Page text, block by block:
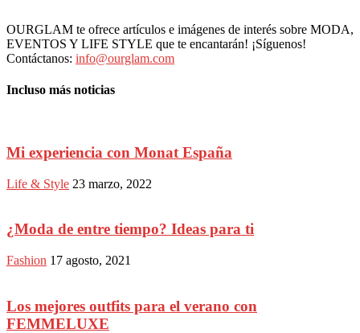
OURGLAM te ofrece artículos e imágenes de interés sobre MODA,
EVENTOS Y LIFE STYLE que te encantarán! ¡Síguenos!
Contáctanos: info@ourglam.com
Incluso más noticias
Mi experiencia con Monat España
Life & Style 23 marzo, 2022
¿Moda de entre tiempo? Ideas para ti
Fashion 17 agosto, 2021
Los mejores outfits para el verano con
FEMMELUXE